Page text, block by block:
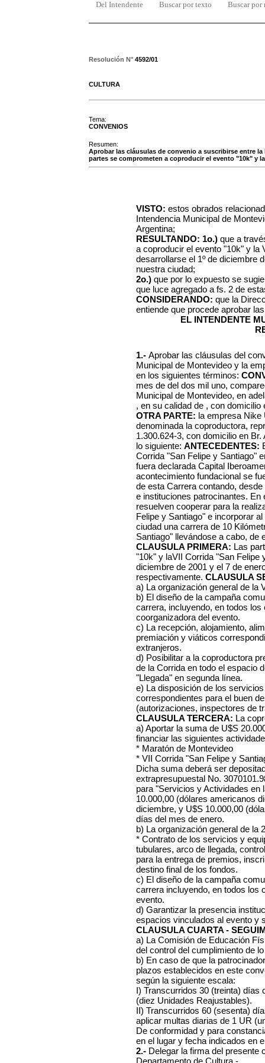
Del Intendente Buscar por texto Buscar por
Resolución N° 4592/01
CULTURA
Tema:
CONVENIOS
Resumen:
Aprobar las cláusulas de convenio a suscribirse entre
partes se comprometen a coproducir el evento "10k" y
VISTO: estos obrados
Intendencia Municipal de
Argentina;
RESULTANDO: 1o.) que a
a coproducir el evento "10k" y la
desarrollarse el 1º de diciembre
nuestra ciudad;
2o.) que por lo expuesto se
que luce agregado a fs. 2 de
CONSIDERANDO: que la
entiende que procede aprobar
EL INTENDENTE
1.- Aprobar las cláusulas del
Municipal de Montevideo y la
en los siguientes términos:
mes de del dos mil uno,
Municipal de Montevideo, en
, en su calidad de , con
OTRA PARTE: la empresa Nike
denominada la coproductora,
1.300.624-3, con domicilio en
lo siguiente: ANTECEDENTES:
Corrida "San Felipe y Santiago"
fuera declarada Capital
acontecimiento fundacional se
de esta Carrera contando,
e instituciones patrocinantes.
resuelven cooperar para la
Felipe y Santiago" e incorporar
ciudad una carrera de 10
Santiago" llevándose a cabo, de
CLAUSULA PRIMERA: Las
"10k" y laVII Corrida "San Felipe
diciembre de 2001 y el 7 de
respectivamente. CLAUSULA
a) La organización general de la
b) El diseño de la campaña
carrera, incluyendo, en todos
coorganizadora del evento.
c) La recepción, alojamiento,
premiación y viáticos
extranjeros.
d) Posibilitar a la coproductora
de la Corrida en todo el espacio
"Llegada" en segunda línea.
e) La disposición de los
correspondientes para el buen
(autorizaciones, inspectores de
CLAUSULA TERCERA: La
a) Aportar la suma de U$S
financiar las siguientes
* Maratón de Montevideo
* VII Corrida "San Felipe y
Dicha suma deberá ser
extrapresupuestal No.
para "Servicios y Actividades en
10.000,00 (dólares americanos
diciembre, y U$S 10.000,00
días del mes de enero.
b) La organización general de la
* Contrato de los servicios y
tubulares, arco de llegada,
para la entrega de premios,
destino final de los fondos.
c) El diseño de la campaña
carrera incluyendo, en todos los
evento.
d) Garantizar la presencia
espacios vinculados al evento y
CLAUSULA CUARTA -
a) La Comisión de Educación
del control del cumplimiento de
b) En caso de que la
plazos establecidos en este
según la siguiente escala:
I) Transcurridos 30 (treinta) días
(diez Unidades Reajustables).
II) Transcurridos 60 (sesenta)
aplicar multas diarias de 1 UR
De conformidad y para
en el lugar y fecha indicados en
2.- Delegar la firma del presente
Departamento de Cultura.-